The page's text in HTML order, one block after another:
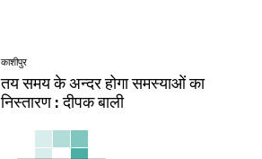
काशीपुर
तय समय के अन्दर होगा समस्याओं का
निस्तारण : दीपक बाली